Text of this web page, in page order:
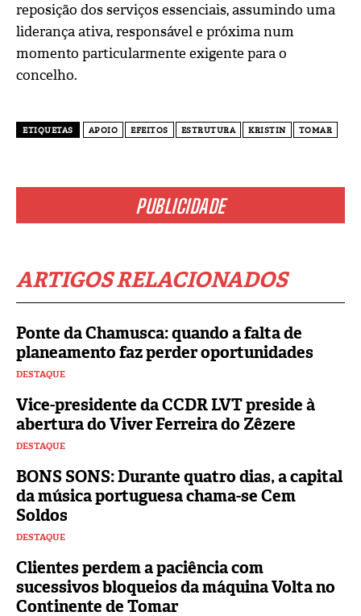
PUBLICIDADE
ARTIGOS RELACIONADOS
Ponte da Chamusca: quando a falta de
planeamento faz perder oportunidades
DESTAQUE
Vice-presidente da CCDR LVT preside à
abertura do Viver Ferreira do Zêzere
DESTAQUE
BONS SONS: Durante quatro dias, a capital
da música portuguesa chama-se Cem
Soldos
DESTAQUE
Clientes perdem a paciência com
sucessivos bloqueios da máquina Volta no
Continente de Tomar
reposição dos serviços essenciais, assumindo uma
liderança ativa, responsável e próxima num
momento particularmente exigente para o
concelho.
ETIQUETAS APOIO EFEITOS ESTRUTURA KRISTIN TOMAR